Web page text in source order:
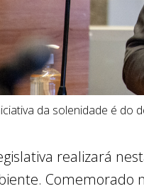
da solenidade é do
realizará
Comemorado